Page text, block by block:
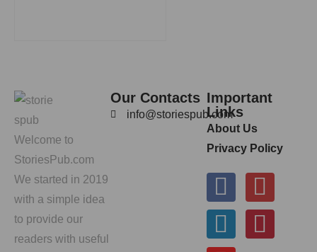
Welcome to
StoriesPub.com
We started in 2019
with a simple idea
to provide our
readers with useful
Our Contacts
info@storiespub.com
Important
Links
About Us
Privacy Policy